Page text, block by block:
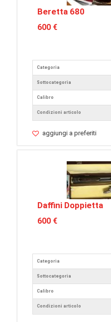
Beretta 680
600 €
Categoria
Sottocategoria
Calibro
Condizioni articolo
aggiungi a preferiti
Daffini Doppietta
600 €
Categoria
Sottocategoria
Calibro
Condizioni articolo